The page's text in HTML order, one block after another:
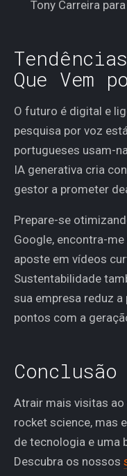
Tony Carreira
Que Vem
O futuro é digital e
pesquisa por voz
portugueses usam-
IA generativa cria
gestor a prometer
Prepare-se
Google, encontra-
aposte em vídeos
Sustentabilidade
sua empresa reduz
pontos com a
Conclusão
Atrair mais visitas
rocket science, mas
de tecnologia e uma
Descubra os nossos